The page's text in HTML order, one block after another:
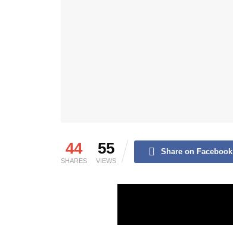
44
SHARES
55
VIEWS
Share on Facebook